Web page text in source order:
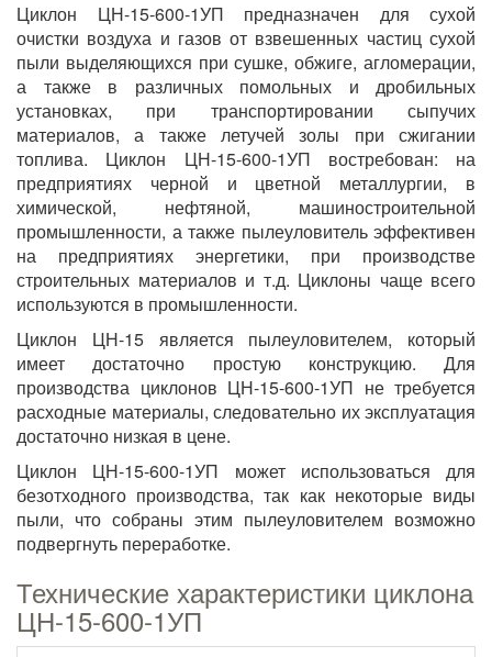
Циклон ЦН-15-600-1УП предназначен для сухой
очистки воздуха и газов от взвешенных частиц сухой
пыли выделяющихся при сушке, обжиге, агломерации,
а также в различных помольных и дробильных
установках, при транспортировании сыпучих
материалов, а также летучей золы при сжигании
топлива. Циклон ЦН-15-600-1УП востребован: на
предприятиях черной и цветной металлургии, в
химической, нефтяной, машиностроительной
промышленности, а также пылеуловитель эффективен
на предприятиях энергетики, при производстве
строительных материалов и т.д. Циклоны чаще всего
используются в промышленности.
Циклон ЦН-15 является пылеуловителем, который
имеет достаточно простую конструкцию. Для
производства циклонов ЦН-15-600-1УП не требуется
расходные материалы, следовательно их эксплуатация
достаточно низкая в цене.
Циклон ЦН-15-600-1УП может использоваться для
безотходного производства, так как некоторые виды
пыли, что собраны этим пылеуловителем возможно
подвергнуть переработке.
Технические характеристики циклона
ЦН-15-600-1УП